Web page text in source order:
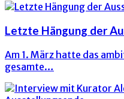
Letzte Hängung der
Am 1. März hatte das
gesamte…